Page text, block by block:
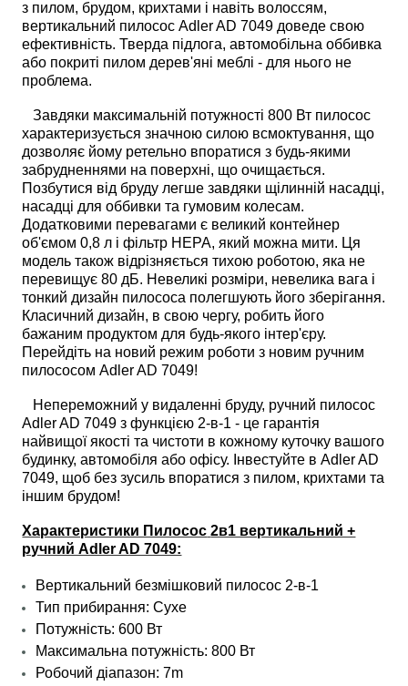
з пилом, брудом, крихтами і навіть волоссям,
вертикальний пилосос Adler AD 7049 доведе свою
ефективність. Тверда підлога, автомобільна оббивка
або покриті пилом дерев'яні меблі - для нього не
проблема.
Завдяки максимальній потужності 800 Вт пилосос
характеризується значною силою всмоктування, що
дозволяє йому ретельно впоратися з будь-якими
забрудненнями на поверхні, що очищається.
Позбутися від бруду легше завдяки щілинній насадці,
насадці для оббивки та гумовим колесам.
Додатковими перевагами є великий контейнер
об'ємом 0,8 л і фільтр НЕРА, який можна мити. Ця
модель також відрізняється тихою роботою, яка не
перевищує 80 дБ. Невеликі розміри, невелика вага і
тонкий дизайн пилососа полегшують його зберігання.
Класичний дизайн, в свою чергу, робить його
бажаним продуктом для будь-якого інтер'єру.
Перейдіть на новий режим роботи з новим ручним
пилососом Adler AD 7049!
Непереможний у видаленні бруду, ручний пилосос
Adler AD 7049 з функцією 2-в-1 - це гарантія
найвищої якості та чистоти в кожному куточку вашого
будинку, автомобіля або офісу. Інвестуйте в Adler AD
7049, щоб без зусиль впоратися з пилом, крихтами та
іншим брудом!
Характеристики Пилосос 2в1 вертикальний +
ручний Adler AD 7049:
Вертикальний безмішковий пилосос 2-в-1
Тип прибирання:Сухе
Потужність: 600 Вт
Максимальна потужність: 800 Вт
Робочий діапазон: 7m